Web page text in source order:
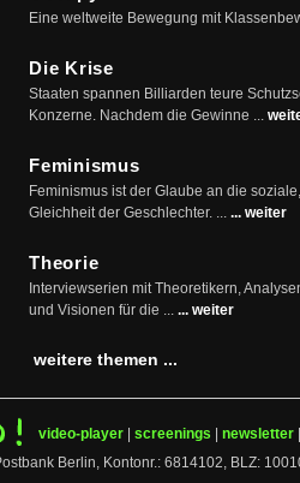
Eine weltweite Bewegung mit
Die Krise
Staaten spannen Billiarden teure
Konzerne. Nachdem die Gewinne ...
Feminismus
Feminismus ist der Glaube an die
Gleichheit der Geschlechter. ... ... weiter
Theorie
Interviewserien mit Theoretikern,
und Visionen für die ... ... weiter
weitere themen ...
video-player screenings newsletter
Berlin, Kontonr.: 6814102, BLZ: